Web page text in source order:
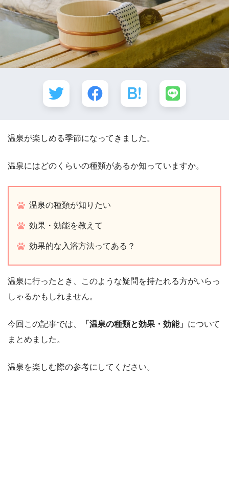
温泉が楽しめる季節になってきました。
温泉にはどのくらいの種類があるか知っていますか。
温泉の種類が知りたい
効果・効能を教えて
効果的な入浴方法ってある？
温泉に行ったとき、このような疑問を持たれる方がいらっ
しゃるかもしれません。
今回この記事では、 「温泉の種類と効果・効能」 について
まとめました。
温泉を楽しむ際の参考にしてください。